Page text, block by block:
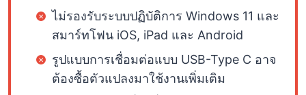
ไม่รองรับระบบปฏิบัติการ Windows 11 และ
สมาร์ทโฟน iOS, iPad และ Android
รูปแบบการเชื่อมต่อแบบ USB-Type C อาจ
ต้องซื้อตัวแปลงมาใช้งานเพิ่มเติม